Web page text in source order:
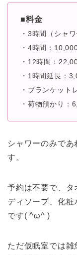
■料金
・3時間（シャ
・4時間：
・12時間：
・1時間延長：
・ブランケット
・荷物預かり：
シャワーのみで
す。
予約は不要で、タ
ディソープ、化
です( ^ω^ )
ただ仮眠室では